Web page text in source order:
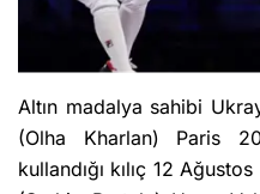
Altın madalya sahibi
(Olha Kharlan) Paris
kullandığı kılıç 12